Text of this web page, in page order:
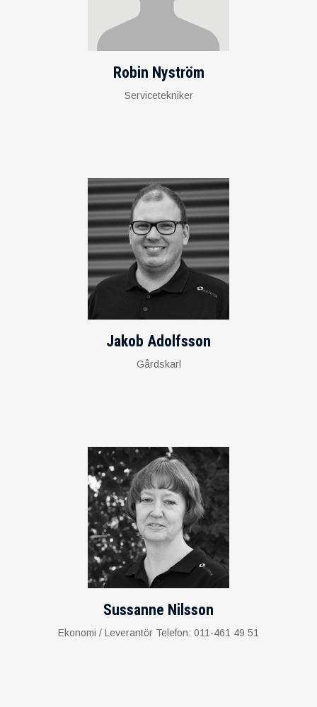
Robin Nyström
Servicetekniker
Jakob Adolfsson
Gårdskarl
Sussanne Nilsson
Ekonomi / Leverantör Telefon: 011-461 49 51